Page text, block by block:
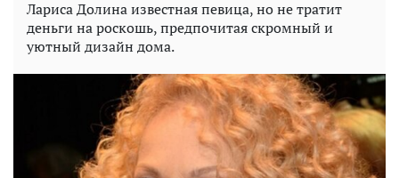
Лариса Долина известная певица, но не тратит
деньги на роскошь, предпочитая скромный и
уютный дизайн дома.